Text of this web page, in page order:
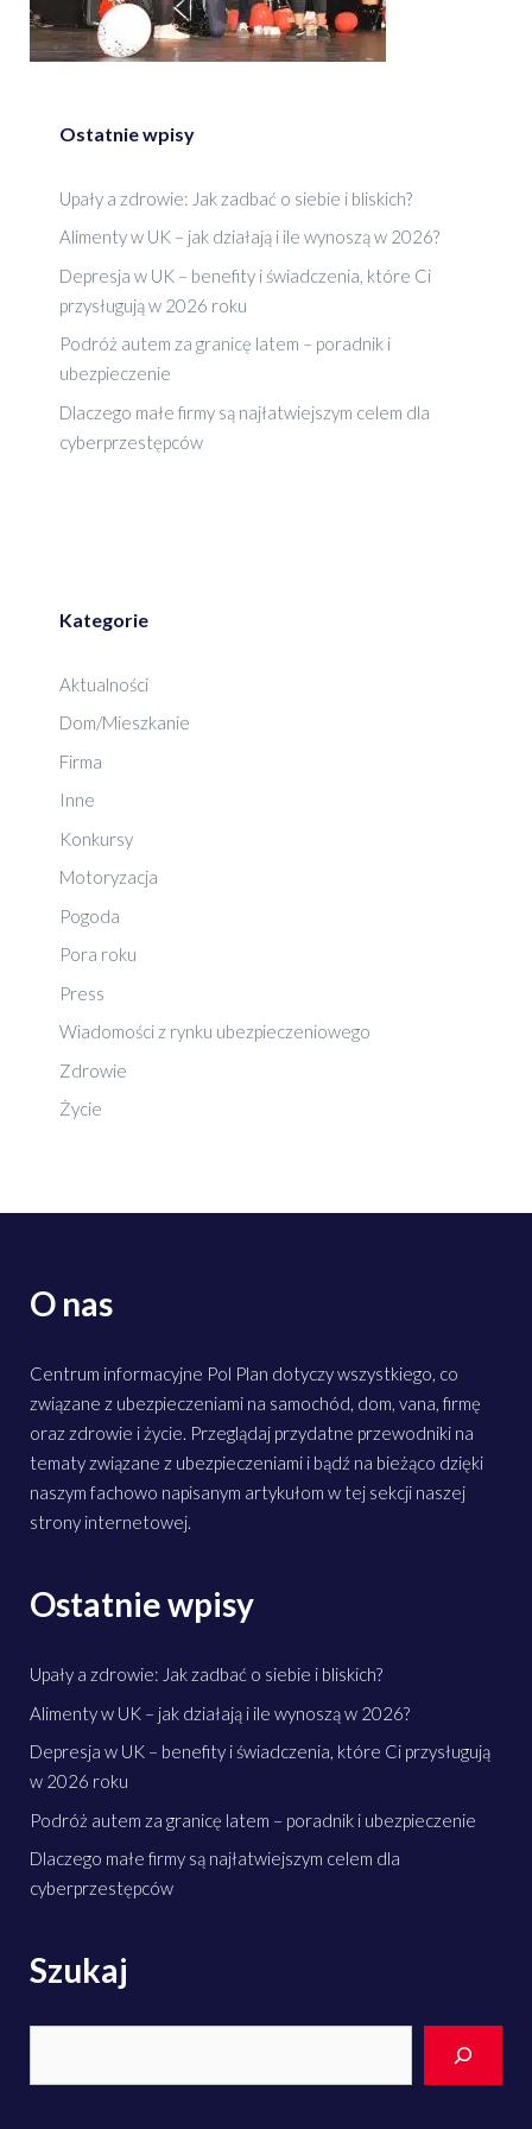
Ostatnie wpisy
Upały a zdrowie: Jak zadbać o siebie i bliskich?
Alimenty w UK – jak działają i ile wynoszą w 2026?
Depresja w UK – benefity i świadczenia, które Ci
przysługują w 2026 roku
Podróż autem za granicę latem – poradnik i
ubezpieczenie
Dlaczego małe firmy są najłatwiejszym celem dla
cyberprzestępców
Kategorie
Aktualności
Dom/Mieszkanie
Firma
Inne
Konkursy
Motoryzacja
Pogoda
Pora roku
Press
Wiadomości z rynku ubezpieczeniowego
Zdrowie
Życie
O nas
Centrum informacyjne Pol Plan dotyczy wszystkiego, co
związane z ubezpieczeniami na samochód, dom, vana, firmę
oraz zdrowie i życie. Przeglądaj przydatne przewodniki na
tematy związane z ubezpieczeniami i bądź na bieżąco dzięki
naszym fachowo napisanym artykułom w tej sekcji naszej
strony internetowej.
Ostatnie wpisy
Upały a zdrowie: Jak zadbać o siebie i bliskich?
Alimenty w UK – jak działają i ile wynoszą w 2026?
Depresja w UK – benefity i świadczenia, które Ci przysługują
w 2026 roku
Podróż autem za granicę latem – poradnik i ubezpieczenie
Dlaczego małe firmy są najłatwiejszym celem dla
cyberprzestępców
Szukaj